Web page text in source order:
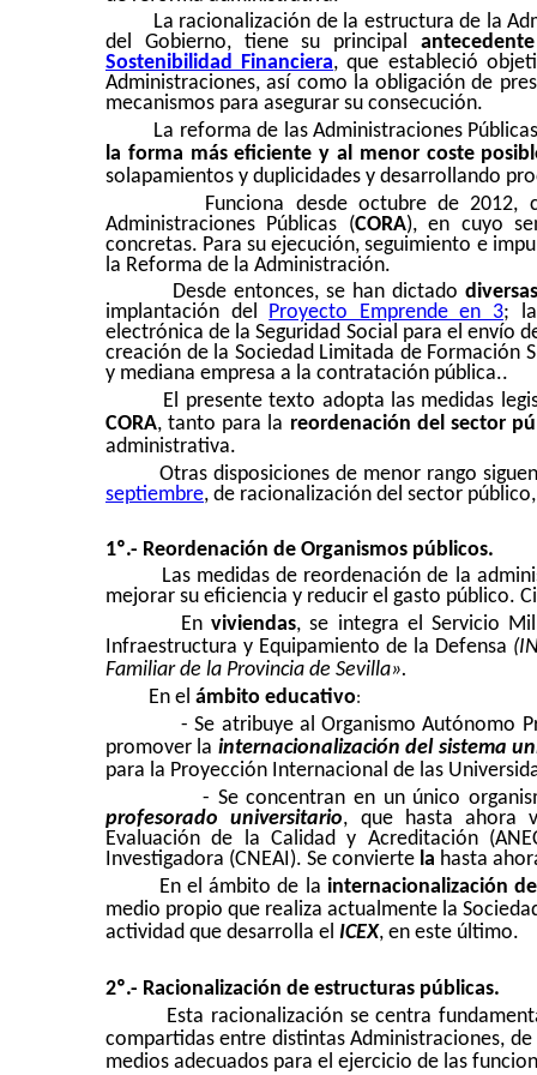
La racionalización de la estructura de la
del Gobierno, tiene su principal antecedente
Sostenibilidad Financiera, que estableció
Administraciones, así como la obligación de
mecanismos para asegurar su consecución.
La reforma de las Administraciones
la forma más eficiente y al menor coste
solapamientos y duplicidades y desarrollando
Funciona desde octubre de
Administraciones Públicas (CORA), en cuyo
concretas. Para su ejecución, seguimiento e
la Reforma de la Administración.
Desde entonces, se han dictado
implantación del
Proyecto Emprende en 3;
electrónica de la Seguridad Social para el envío
creación de la Sociedad Limitada de Formación
y mediana empresa a la contratación pública..
El presente texto adopta las medidas
CORA, tanto para la reordenación del sector
administrativa.
Otras disposiciones de menor rango
septiembre, de racionalización del sector
1º.- Reordenación de Organismos públicos.
Las medidas de reordenación de la
mejorar su eficiencia y reducir el gasto público.
Enviviendas, se integra el Servicio
Infraestructura y Equipamiento de la Defensa
Familiar de la Provincia de Sevilla».
En el ámbito educativo:
- Se atribuye al Organismo Autónomo
promover la internacionalización del sistema
para la Proyección Internacional de las
- Se concentran en un único
profesorado universitario, que hasta ahora
Evaluación de la Calidad y Acreditación
Investigadora (CNEAI). Se convierte la hasta
En el ámbito de la internacionalización
medio propio que realiza actualmente la
actividad que desarrolla el ICEX, en este último.
2º.- Racionalización de estructuras públicas.
Esta racionalización se centra
compartidas entre distintas Administraciones,
medios adecuados para el ejercicio de las